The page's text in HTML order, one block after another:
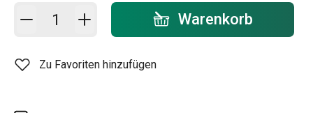
In den Warenkorb - Menge Warenkorb
Zu Favoriten hinzufügen